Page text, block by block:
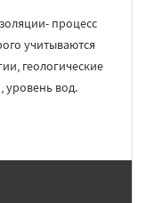
процесс
учитываются
геологические
уровень вод.